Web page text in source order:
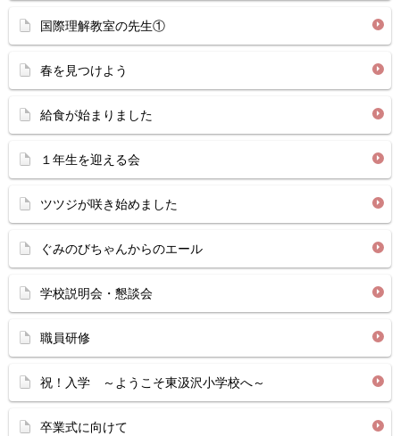
国際理解教室の先生①
春を見つけよう
給食が始まりました
１年生を迎える会
ツツジが咲き始めました
ぐみのびちゃんからのエール
学校説明会・懇談会
職員研修
祝！入学 ～ようこそ東汲沢小学校へ～
卒業式に向けて